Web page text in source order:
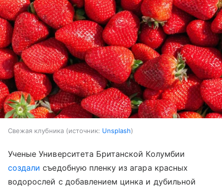
Свежая клубника источник: Unsplash
Ученые Университета Британской Колумбии
создали съедобную пленку из агара красных
водорослей с добавлением цинка и дубильной